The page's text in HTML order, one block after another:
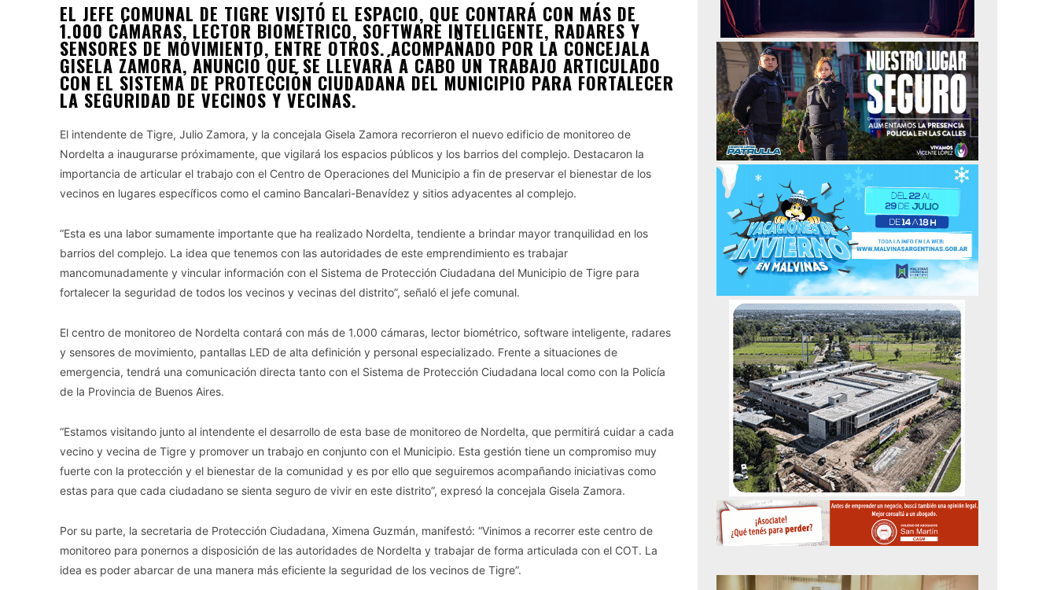
EL JEFE COMUNAL DE TIGRE VISITÓ EL ESPACIO, QUE CONTARÁ CON MÁS DE
1.000 CÁMARAS, LECTOR BIOMÉTRICO, SOFTWARE INTELIGENTE, RADARES Y
SENSORES DE MOVIMIENTO, ENTRE OTROS. ACOMPAÑADO POR LA CONCEJALA
GISELA ZAMORA, ANUNCIÓ QUE SE LLEVARÁ A CABO UN TRABAJO ARTICULADO
CON EL SISTEMA DE PROTECCIÓN CIUDADANA DEL MUNICIPIO PARA FORTALECER
LA SEGURIDAD DE VECINOS Y VECINAS.
El intendente de Tigre, Julio Zamora, y la concejala Gisela Zamora recorrieron el nuevo edificio de monitoreo de
Nordelta a inaugurarse próximamente, que vigilará los espacios públicos y los barrios del complejo. Destacaron la
importancia de articular el trabajo con el Centro de Operaciones del Municipio a fin de preservar el bienestar de los
vecinos en lugares específicos como el camino Bancalari-Benavídez y sitios adyacentes al complejo.
“Esta es una labor sumamente importante que ha realizado Nordelta, tendiente a brindar mayor tranquilidad en los
barrios del complejo. La idea que tenemos con las autoridades de este emprendimiento es trabajar
mancomunadamente y vincular información con el Sistema de Protección Ciudadana del Municipio de Tigre para
fortalecer la seguridad de todos los vecinos y vecinas del distrito”, señaló el jefe comunal.
El centro de monitoreo de Nordelta contará con más de 1.000 cámaras, lector biométrico, software inteligente, radares
y sensores de movimiento, pantallas LED de alta definición y personal especializado. Frente a situaciones de
emergencia, tendrá una comunicación directa tanto con el Sistema de Protección Ciudadana local como con la Policía
de la Provincia de Buenos Aires.
“Estamos visitando junto al intendente el desarrollo de esta base de monitoreo de Nordelta, que permitirá cuidar a cada
vecino y vecina de Tigre y promover un trabajo en conjunto con el Municipio. Esta gestión tiene un compromiso muy
fuerte con la protección y el bienestar de la comunidad y es por ello que seguiremos acompañando iniciativas como
estas para que cada ciudadano se sienta seguro de vivir en este distrito”, expresó la concejala Gisela Zamora.
Por su parte, la secretaria de Protección Ciudadana, Ximena Guzmán, manifestó: “Vinimos a recorrer este centro de
monitoreo para ponernos a disposición de las autoridades de Nordelta y trabajar de forma articulada con el COT. La
idea es poder abarcar de una manera más eficiente la seguridad de los vecinos de Tigre”.